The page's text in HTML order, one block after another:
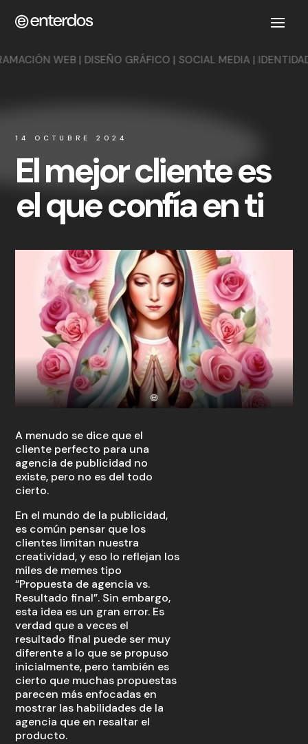
| DISEÑO GRÁFICO | SOCIAL MEDIA | IDENTIDAD
14 OCTUBRE 2024
El mejor cliente es
el que confía en ti
A menudo se dice que el
cliente perfecto para una
agencia de publicidad no
existe, pero no es del todo
cierto.
En el mundo de la publicidad,
es común pensar que los
clientes limitan nuestra
creatividad, y eso lo reflejan los
miles de memes tipo
“Propuesta de agencia vs.
Resultado final”. Sin embargo,
esta idea es un gran error. Es
verdad que a veces el
resultado final puede ser muy
diferente a lo que se propuso
inicialmente, pero también es
cierto que muchas propuestas
parecen más enfocadas en
mostrar las habilidades de la
agencia que en resaltar el
producto.